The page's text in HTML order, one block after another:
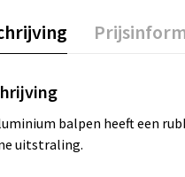
balpen heeft een
uitstraling.